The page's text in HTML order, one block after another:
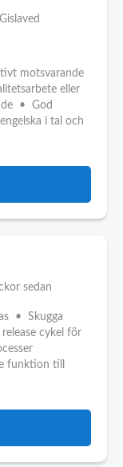
Gislaved
motsvarande
eller
• God
i tal och
sedan
• Skugga
cykel för
funktion till